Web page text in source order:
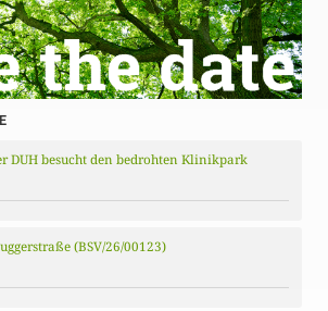
DUH besucht den bedrohten Klinikpark
(BSV/26/00123)